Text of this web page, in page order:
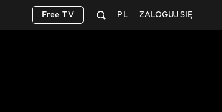
ZALOGUJ SIĘ
PL
Free TV